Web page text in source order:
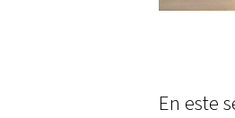
En este